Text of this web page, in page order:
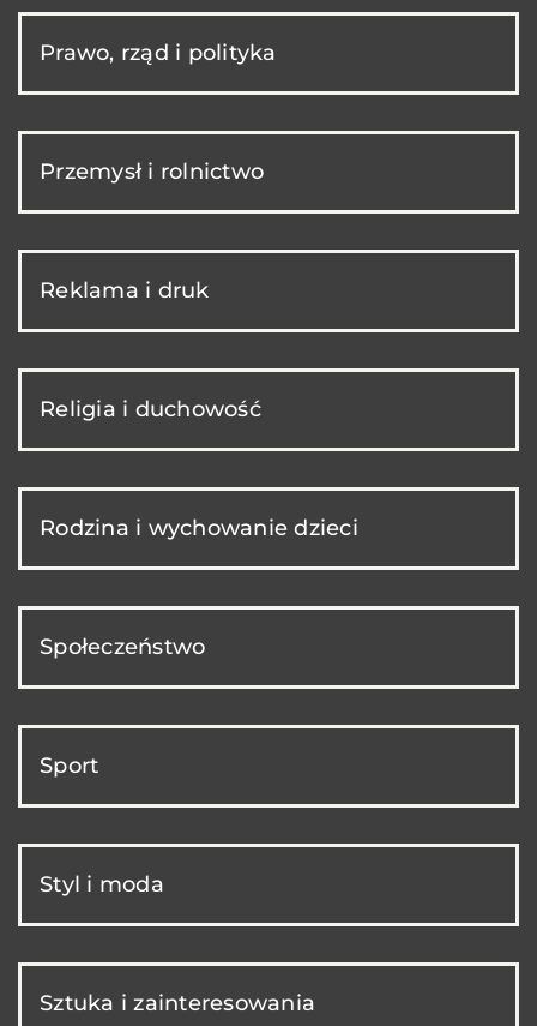
Prawo, rząd i polityka
Przemysł i rolnictwo
Reklama i druk
Religia i duchowość
Rodzina i wychowanie dzieci
Społeczeństwo
Sport
Styl i moda
Sztuka i zainteresowania